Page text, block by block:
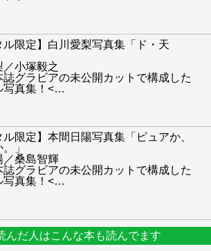
ル限定】白川愛梨写真集「ド・天
／小塚毅之
誌グラビアの未公開カットで構成した
写真集！<…
ル限定】本間日陽写真集「ピュアか、
」
／桑島智輝
誌グラビアの未公開カットで構成した
写真集！<…
んだ人はこんな本も読んでます